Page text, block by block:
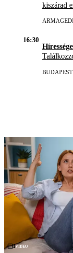
kiszárad
16:30
BUDAPEST
Videó